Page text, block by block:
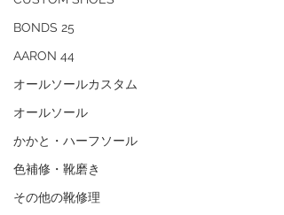
BONDS 25
AARON 44
オールソールカスタム
オールソール
かかと・ハーフソール
色補修・靴磨き
その他の靴修理